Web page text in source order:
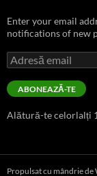
Enter your email
notifications of new
Adresă
email
ABONEAZĂ-TE
Alătură-te celorlalți
Propulsat cu mândrie de